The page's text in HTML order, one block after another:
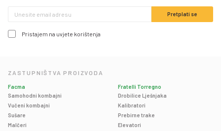
Pristajem na uvjete korištenja
ZASTUPNIŠTVA PROIZVODA
Facma
Samohodni kombajni
Vučeni kombajni
Sušare
Malčeri
Fratelli Torregno
Drobilice Lješnjaka
Kalibratori
Prebirne trake
Elevatori